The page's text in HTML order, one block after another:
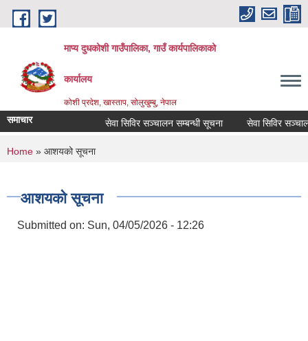
Skip to main content
माप्य दुधकोशी गाउँपालिका, गाउँ कार्यपालिकाको
कार्यालय
कोशी प्रदेश, खास्ताप, सोलुखुम्बु, नेपाल
समाचार सेवा सिविर सञ्चालन सम्बन्धी सूचना सेवा सिविर
You are here
Home » आशयको सूचना
आशयको सूचना
Submitted on: Sun, 04/05/2026 - 12:26